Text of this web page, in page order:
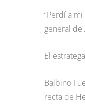
“Perdí a
general de
El
Balbino
recta de